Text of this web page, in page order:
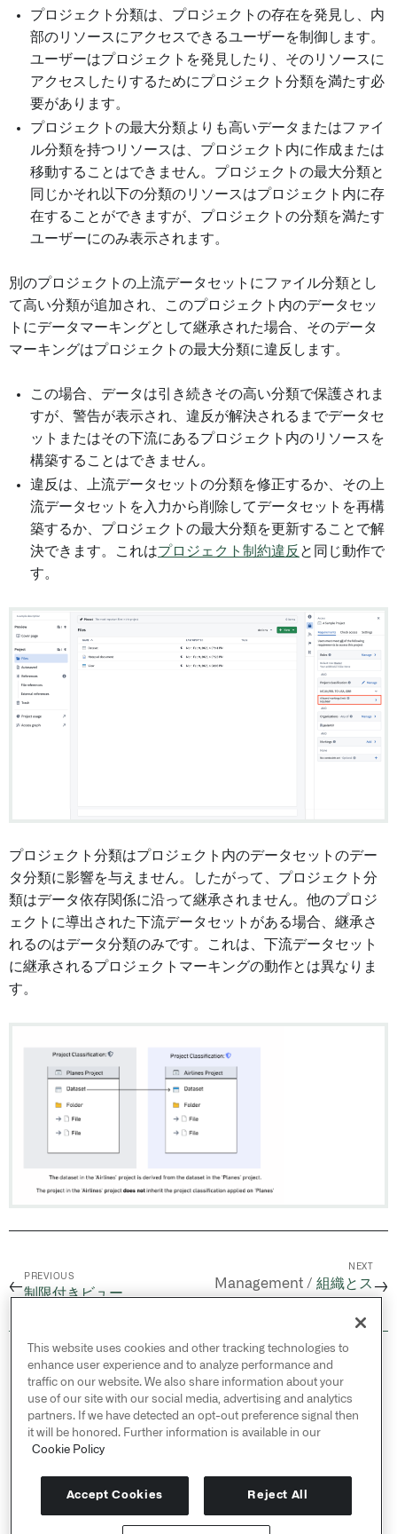
プロジェクト分類は、プロジェクトの存在を発見し、内
部のリソースにアクセスできるユーザーを制御します。
ユーザーはプロジェクトを発見したり、そのリソースに
アクセスしたりするためにプロジェクト分類を満たす必
要があります。
プロジェクトの最大分類よりも高いデータまたはファイ
ル分類を持つリソースは、プロジェクト内に作成または
移動することはできません。プロジェクトの最大分類と
同じかそれ以下の分類のリソースはプロジェクト内に存
在することができますが、プロジェクトの分類を満たす
ユーザーにのみ表示されます。
別のプロジェクトの上流データセットにファイル分類とし
て高い分類が追加され、このプロジェクト内のデータセッ
トにデータマーキングとして継承された場合、そのデータ
マーキングはプロジェクトの最大分類に違反します。
この場合、データは引き続きその高い分類で保護されま
すが、警告が表示され、違反が解決されるまでデータセ
ットまたはその下流にあるプロジェクト内のリソースを
構築することはできません。
違反は、上流データセットの分類を修正するか、その上
流データセットを入力から削除してデータセットを再構
築するか、プロジェクトの最大分類を更新することで解
決できます。これはプロジェクト制約違反 と同じ動作で
す。
プロジェクト分類はプロジェクト内のデータセットのデー
タ分類に影響を与えません。したがって、プロジェクト分
類はデータ依存関係に沿って継承されません。他のプロジ
ェクトに導出された下流データセットがある場合、継承さ
れるのはデータ分類のみです。これは、下流データセット
に継承されるプロジェクトマーキングの動作とは異なりま
す。
←
PREVIOUS
制限付きビュー
NEXT
Management / 組織とス →
© 2026 Palantir Technologies Inc. All rights
reserved.
Cookies Statement ↗
Privacy Statement ↗
Terms of Use ↗
Do Not Sell or Share My Personal Information
This website uses cookies and other tracking technologies to
enhance user experience and to analyze performance and
traffic on our website. We also share information about your
use of our site with our social media, advertising and analytics
partners. If we have detected an opt-out preference signal then
it will be honored. Further information is available in our
Cookie Policy
Accept Cookies Reject All